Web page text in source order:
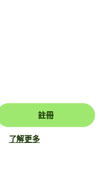
註冊
了解更多